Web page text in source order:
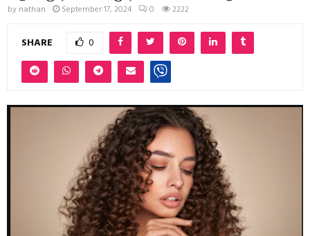
by nathan September 17, 2024 0 2222
SHARE 0